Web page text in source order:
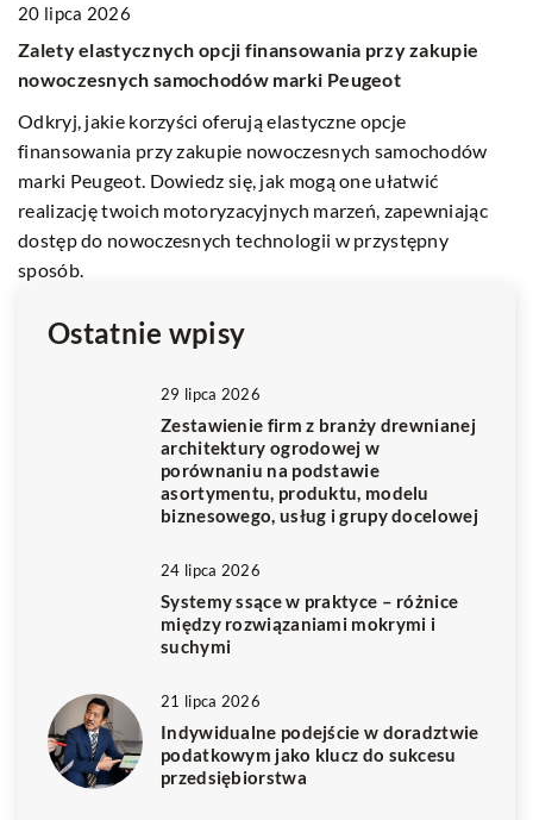
20 lipca 2026
Zalety elastycznych opcji finansowania przy zakupie
nowoczesnych samochodów marki Peugeot
Odkryj, jakie korzyści oferują elastyczne opcje
finansowania przy zakupie nowoczesnych samochodów
marki Peugeot. Dowiedz się, jak mogą one ułatwić
realizację twoich motoryzacyjnych marzeń, zapewniając
dostęp do nowoczesnych technologii w przystępny
sposób.
Ostatnie wpisy
29 lipca 2026
Zestawienie firm z branży drewnianej
architektury ogrodowej w
porównaniu na podstawie
asortymentu, produktu, modelu
biznesowego, usług i grupy docelowej
24 lipca 2026
Systemy ssące w praktyce – różnice
między rozwiązaniami mokrymi i
suchymi
21 lipca 2026
Indywidualne podejście w doradztwie
podatkowym jako klucz do sukcesu
przedsiębiorstwa